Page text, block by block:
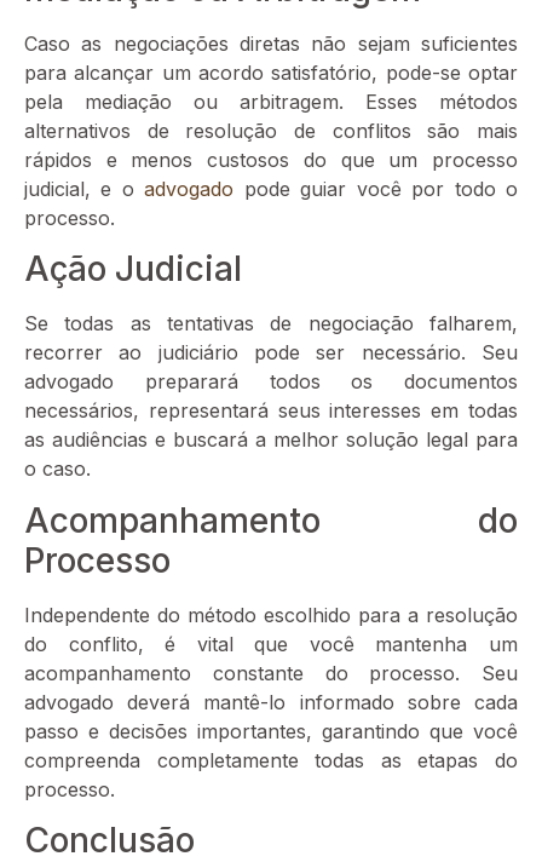
Caso as negociações diretas não sejam suficientes
para alcançar um acordo satisfatório, pode-se optar
pela mediação ou arbitragem. Esses métodos
alternativos de resolução de conflitos são mais
rápidos e menos custosos do que um processo
judicial, e oadvogado pode guiar você por todo o
processo.
Ação Judicial
Se todas as tentativas de negociação falharem,
recorrer ao judiciário pode ser necessário. Seu
advogado preparará todos os documentos
necessários, representará seus interesses em todas
as audiências e buscará a melhor solução legal para
o caso.
Acompanhamento do
Processo
Independente do método escolhido para a resolução
do conflito, é vital que você mantenha um
acompanhamento constante do processo. Seu
advogado deverá mantê-lo informado sobre cada
passo e decisões importantes, garantindo que você
compreenda completamente todas as etapas do
processo.
Conclusão